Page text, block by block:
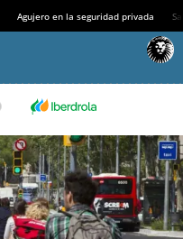
Agujero en la seguridad privada